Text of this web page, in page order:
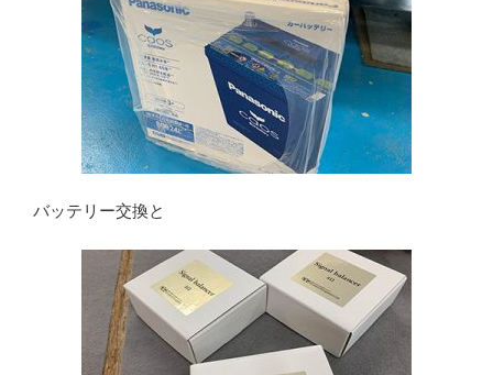
バッテリー交換と